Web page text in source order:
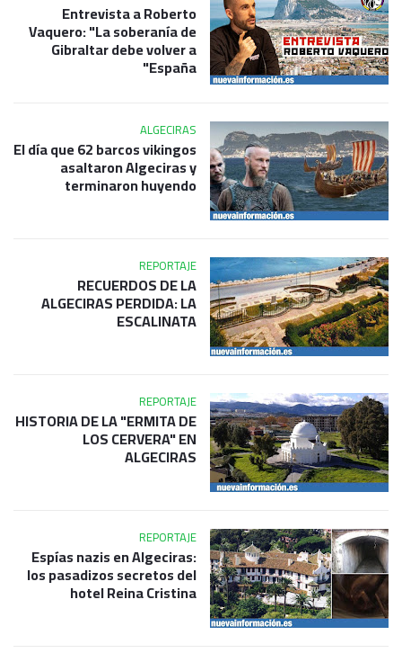
Entrevista a Roberto
Vaquero: "La soberanía de
Gibraltar debe volver a
España"
ALGECIRAS
El día que 62 barcos vikingos
asaltaron Algeciras y
terminaron huyendo
REPORTAJE
RECUERDOS DE LA
ALGECIRAS PERDIDA: LA
ESCALINATA
REPORTAJE
HISTORIA DE LA "ERMITA DE
LOS CERVERA" EN
ALGECIRAS
REPORTAJE
Espías nazis en Algeciras:
los pasadizos secretos del
hotel Reina Cristina